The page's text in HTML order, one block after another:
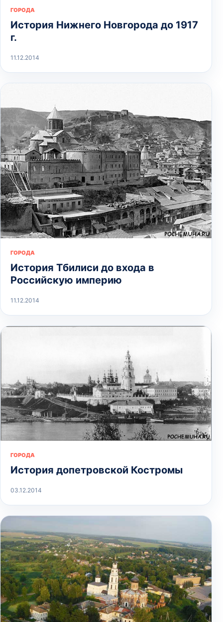
ГОРОДА
История Нижнего Новгорода до 1917
г.
11.12.2014
ГОРОДА
История Тбилиси до входа в
Российскую империю
11.12.2014
ГОРОДА
История допетровской Костромы
03.12.2014